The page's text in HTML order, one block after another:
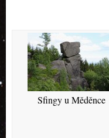
Sfingy u Měděnce